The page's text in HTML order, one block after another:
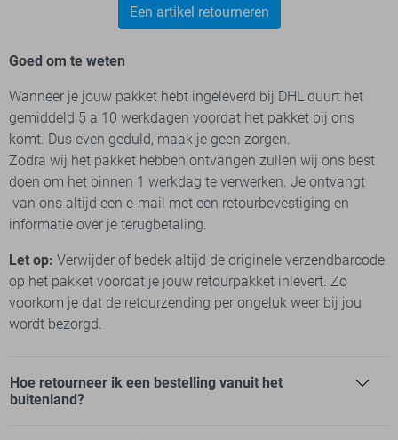
Verzending en levering
Algemene voorwaarden
Privacy verklaring
Cookies
Een artikel retourneren
Goed om te weten
Wanneer je jouw pakket hebt ingeleverd bij DHL duurt het
gemiddeld 5 a 10 werkdagen voordat het pakket bij ons
komt. Dus even geduld, maak je geen zorgen.
Zodra wij het pakket hebben ontvangen zullen wij ons best
doen om het binnen 1 werkdag te verwerken. Je ontvangt
van ons altijd een e-mail met een retourbevestiging en
informatie over je terugbetaling.
Let op: Verwijder of bedek altijd de originele verzendbarcode
op het pakket voordat je jouw retourpakket inlevert. Zo
voorkom je dat de retourzending per ongeluk weer bij jou
wordt bezorgd.
Hoe retourneer ik een bestelling vanuit het
buitenland?